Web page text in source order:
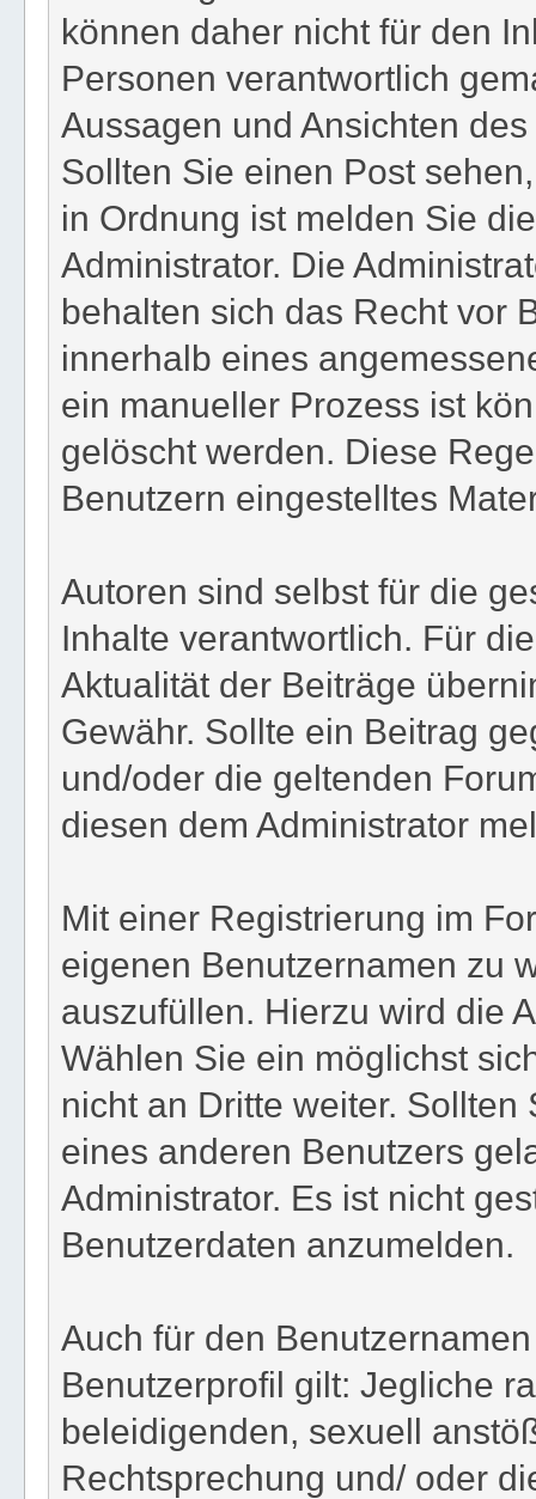
können daher nicht für den
Personen verantwortlich
Aussagen und Ansichten
Sollten Sie einen Post
in Ordnung ist melden Sie
Administrator. Die
behalten sich das Recht vor
innerhalb eines
ein manueller Prozess ist
gelöscht werden. Diese
Benutzern eingestelltes
Autoren sind selbst für die
Inhalte verantwortlich. Für
Aktualität der Beiträge
Gewähr. Sollte ein Beitrag
und/oder die geltenden
diesen dem Administrator
Mit einer Registrierung im
eigenen Benutzernamen zu
auszufüllen. Hierzu wird die
Wählen Sie ein möglichst
nicht an Dritte weiter.
eines anderen Benutzers
Administrator. Es ist nicht
Benutzerdaten anzumelden.
Auch für den
Benutzerprofil gilt: Jegliche
beleidigenden, sexuell
Rechtsprechung und/ oder